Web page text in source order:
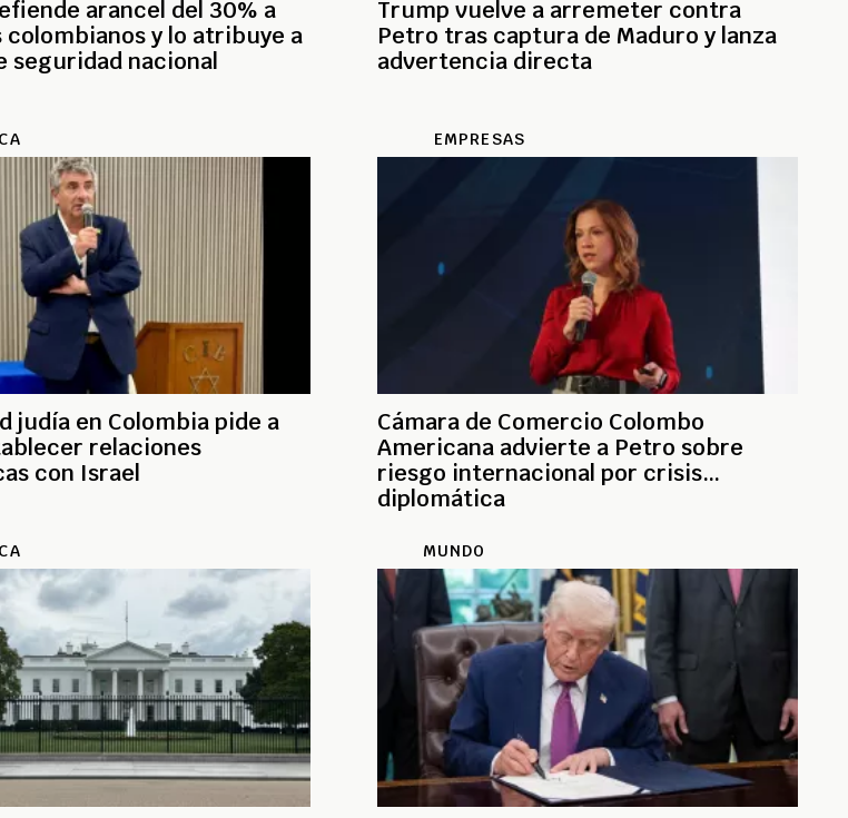
arancel del 30% a
y lo atribuye a
seguridad nacional
Trump vuelve a arremeter contra
Petro tras captura de Maduro y lanza
advertencia directa
judía en Colombia pide a
relaciones
con Israel
EMPRESAS
Cámara de Comercio Colombo
Americana advierte a Petro sobre
riesgo internacional por crisis
diplomática
MUNDO